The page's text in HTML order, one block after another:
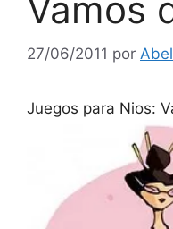
Vamos
27/06/2011 por
Juegos para Nios: